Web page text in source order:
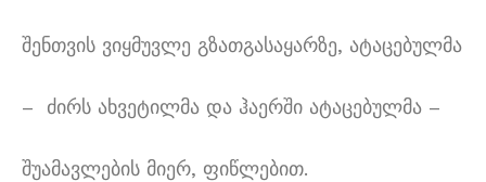
შენთვის ვიყმუვლე გზათგასაყარზე, ატაცებულმა
– ძირს ახვეტილმა და ჰაერში ატაცებულმა –
შუამავლების მიერ, ფიწლებით.